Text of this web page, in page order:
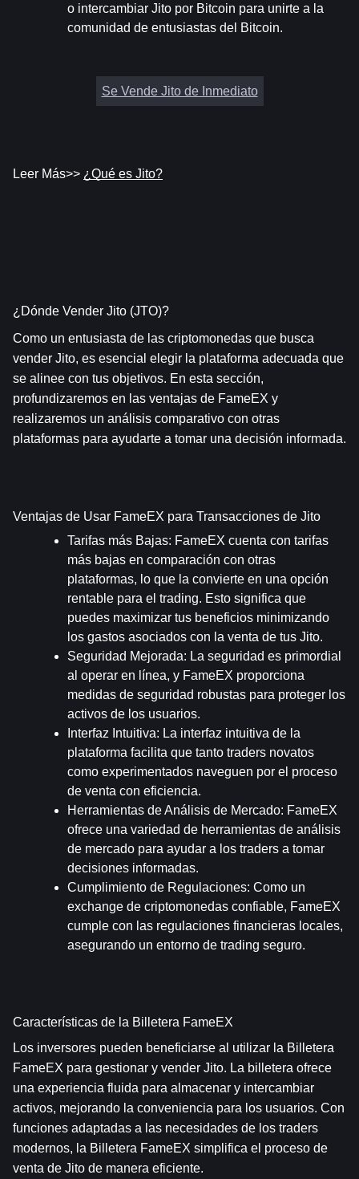
o intercambiar Jito por Bitcoin para unirte a la
comunidad de entusiastas del Bitcoin.
Se Vende Jito de Inmediato
Leer Más>> ¿Qué es Jito?
¿Dónde Vender Jito (JTO)?
Como un entusiasta de las criptomonedas que busca
vender Jito, es esencial elegir la plataforma adecuada que
se alinee con tus objetivos. En esta sección,
profundizaremos en las ventajas de FameEX y
realizaremos un análisis comparativo con otras
plataformas para ayudarte a tomar una decisión informada.
Ventajas de Usar FameEX para Transacciones de Jito
Tarifas más Bajas: FameEX cuenta con tarifas
más bajas en comparación con otras
plataformas, lo que la convierte en una opción
rentable para el trading. Esto significa que
puedes maximizar tus beneficios minimizando
los gastos asociados con la venta de tus Jito.
Seguridad Mejorada: La seguridad es primordial
al operar en línea, y FameEX proporciona
medidas de seguridad robustas para proteger los
activos de los usuarios.
Interfaz Intuitiva: La interfaz intuitiva de la
plataforma facilita que tanto traders novatos
como experimentados naveguen por el proceso
de venta con eficiencia.
Herramientas de Análisis de Mercado: FameEX
ofrece una variedad de herramientas de análisis
de mercado para ayudar a los traders a tomar
decisiones informadas.
Cumplimiento de Regulaciones: Como un
exchange de criptomonedas confiable, FameEX
cumple con las regulaciones financieras locales,
asegurando un entorno de trading seguro.
Características de la Billetera FameEX
Los inversores pueden beneficiarse al utilizar la Billetera
FameEX para gestionar y vender Jito. La billetera ofrece
una experiencia fluida para almacenar y intercambiar
activos, mejorando la conveniencia para los usuarios. Con
funciones adaptadas a las necesidades de los traders
modernos, la Billetera FameEX simplifica el proceso de
venta de Jito de manera eficiente.